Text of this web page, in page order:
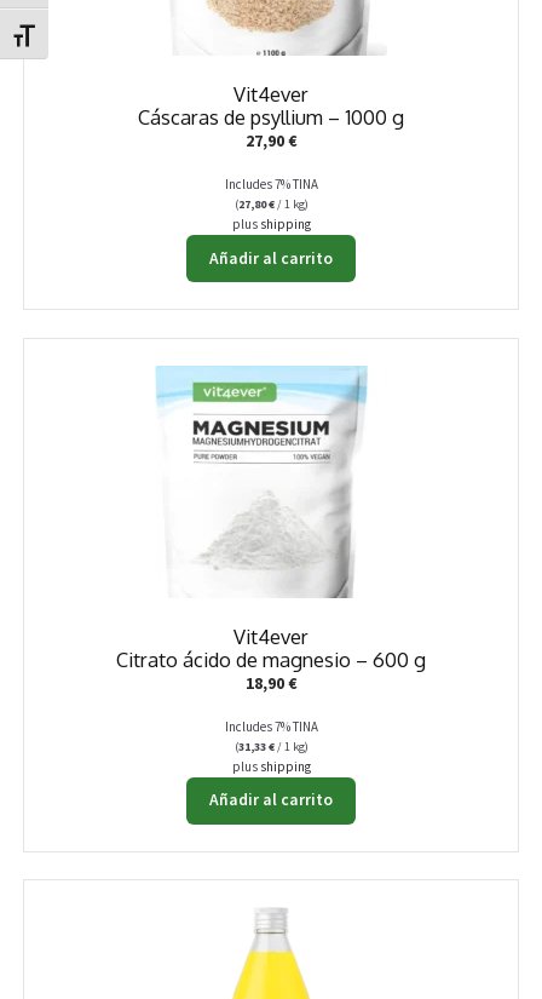
Alternar tamaño de letra
Vit4ever
Cáscaras de psyllium – 1000 g
27,90€
Includes 7% TINA
(27,80€/ 1 kg)
plus shipping
Añadir al carrito
Vit4ever
Citrato ácido de magnesio – 600 g
18,90€
Includes 7% TINA
(31,33€/ 1 kg)
plus shipping
Añadir al carrito